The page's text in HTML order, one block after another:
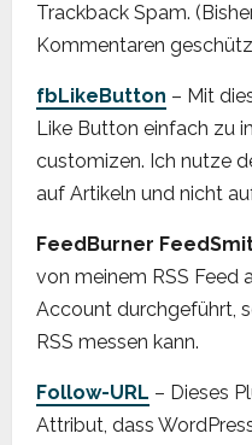
Trackback Spam.
Kommentaren
fbLikeButton – Mit
Like Button einfach zu
customizen. Ich nutze
auf Artikeln und nicht
FeedBurner
von meinem RSS Feed
Account durchgeführt,
RSS messen kann.
Follow-URL – Dieses
Attribut, dass